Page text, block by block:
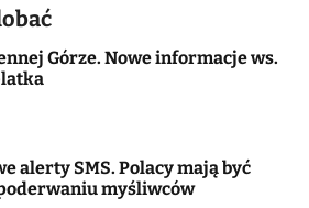
Górze. Nowe informacje ws.
alerty SMS. Polacy mają być
myśliwców